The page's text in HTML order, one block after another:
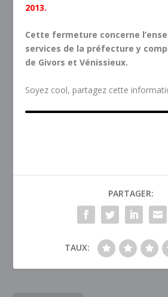
2013.
Cette fermeture concerne
services de la préfecture y
de Givors et Vénissieux.
Soyez cool, partagez cette
PARTAGER:
TAUX: